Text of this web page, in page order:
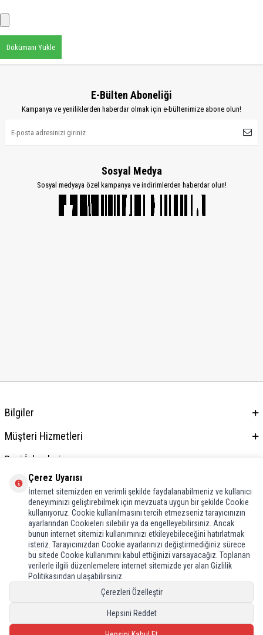
Dökümanı Yükle
E-Bülten Aboneliği
Kampanya ve yeniliklerden haberdar olmak için e-bültenimize abone olun!
Sosyal Medya
Sosyal medyaya özel kampanya ve indirimlerden haberdar olun!
Bilgiler
Müşteri Hizmetleri
Bayi İşlemleri
Adres & İletişim
Çerez Uyarısı
İnternet sitemizden en verimli şekilde faydalanabilmeniz ve kullanıcı
deneyiminizi geliştirebilmek için mevzuata uygun bir şekilde Cookie
kullanıyoruz. Cookie kullanılmasını tercih etmezseniz tarayıcınızın
ayarlarından Cookieleri silebilir ya da engelleyebilirsiniz. Ancak
bunun internet sitemizi kullanımınızı etkileyebileceğini hatırlatmak
isteriz. Tarayıcınızdan Cookie ayarlarınızı değiştirmediğiniz sürece
bu sitede Cookie kullanımını kabul ettiğinizi varsayacağız. Toplanan
verilerle ilgili düzenlemelere internet sitemizde yer alan Gizlilik
Politikasından ulaşabilirsiniz.
Çerezleri Özelleştir
Hepsini Reddet